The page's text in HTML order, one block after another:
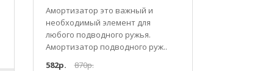
Амортизатор это важный и
необходимый элемент для
любого подводного ружья.
Амортизатор подводного руж..
582р.
870р.